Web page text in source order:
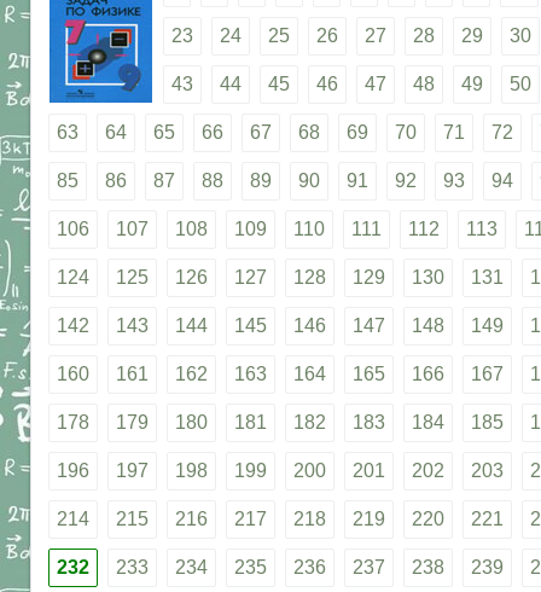
23 24 25 26 27 28 29 30
43 44 45 46 47 48 49 50
63 64 65 66 67 68 69 70 71 72
85 86 87 88 89 90 91 92 93 94
106 107 108 109 110 111 112 113
124 125 126 127 128 129 130 131
142 143 144 145 146 147 148 149
160 161 162 163 164 165 166 167
178 179 180 181 182 183 184 185
196 197 198 199 200 201 202 203
214 215 216 217 218 219 220 221
232 233 234 235 236 237 238 239